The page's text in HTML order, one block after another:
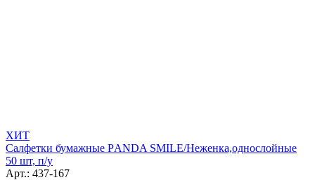
ХИТ
Салфетки бумажные РANDA SMILE/Неженка,однослойные
50 шт, п/у
Арт.: 437-167